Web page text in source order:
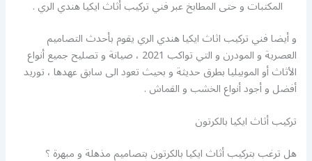
المكتبات و حتى المطابخ عبر فني تركيب أثاث ايكيا هندي الري .
و أيضا فني تركيب اثاث ايكيا هندي الري يقوم بأحدث التصاميم
العصرية و المودرن و التي تواكب 2021 ، صيانة و تصليح جميع أنواع
الأثاث أو الموبيليا بطرق حديثة و بحيث تعود الى سابق عهدها ، توريد
أفضل و أجود أنواع الخشب و القماش .
تركيب أثاث ايكيا بالكرتون
هل ترغب بتركيب أثاث ايكيا بالكرتون بتصاميم مذهلة و مبهرة ؟